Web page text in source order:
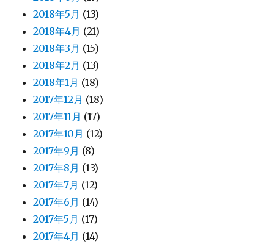
2018年5月 (13)
2018年4月 (21)
2018年3月 (15)
2018年2月 (13)
2018年1月 (18)
2017年12月 (18)
2017年11月 (17)
2017年10月 (12)
2017年9月 (8)
2017年8月 (13)
2017年7月 (12)
2017年6月 (14)
2017年5月 (17)
2017年4月 (14)